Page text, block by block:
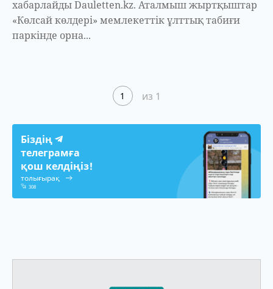
хабарлайды Dauletten.kz. Аталмыш жыртқыштар
«Көлсай көлдері» мемлекеттік ұлттық табиғи
паркінде орна...
1 из 1
Біздің
телеграмға
қош келдіңіз!
толығырақ
308